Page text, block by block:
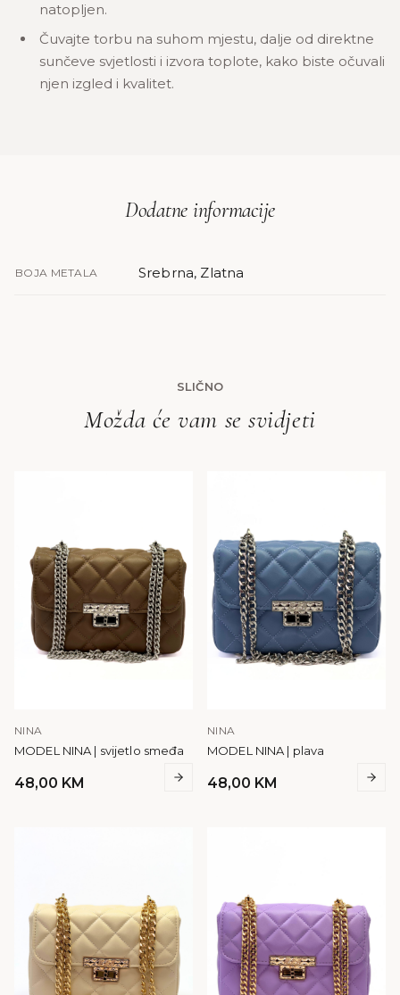
natopljen.
Čuvajte torbu na suhom mjestu, dalje od direktne
sunčeve svjetlosti i izvora toplote, kako biste očuvali
njen izgled i kvalitet.
Dodatne informacije
BOJA METALA Srebrna, Zlatna
SLIČNO
Možda će vam se svidjeti
NINA
MODEL NINA | svijetlo smeđa
48,00 KM
NINA
MODEL NINA | plava
48,00 KM